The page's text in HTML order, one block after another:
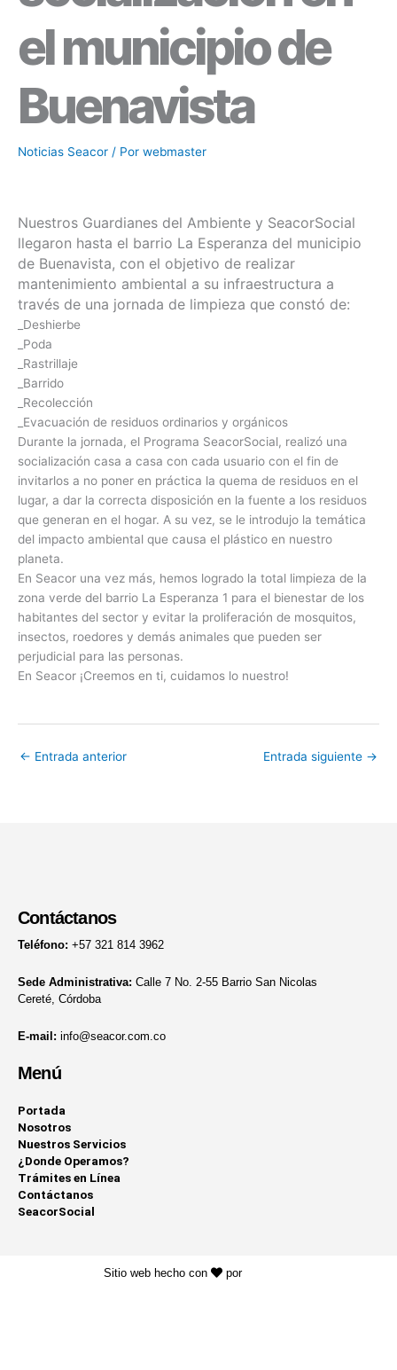
el municipio de
Buenavista
Noticias Seacor / Por webmaster
Nuestros Guardianes del Ambiente y SeacorSocial
llegaron hasta el barrio La Esperanza del municipio
de Buenavista, con el objetivo de realizar
mantenimiento ambiental a su infraestructura a
través de una jornada de limpieza que constó de:
_Deshierbe
_Poda
_Rastrillaje
_Barrido
_Recolección
_Evacuación de residuos ordinarios y orgánicos
Durante la jornada, el Programa SeacorSocial, realizó una
socialización casa a casa con cada usuario con el fin de
invitarlos a no poner en práctica la quema de residuos en el
lugar, a dar la correcta disposición en la fuente a los residuos
que generan en el hogar. A su vez, se le introdujo la temática
del impacto ambiental que causa el plástico en nuestro
planeta.
En Seacor una vez más, hemos logrado la total limpieza de la
zona verde del barrio La Esperanza 1 para el bienestar de los
habitantes del sector y evitar la proliferación de mosquitos,
insectos, roedores y demás animales que pueden ser
perjudicial para las personas.
En Seacor ¡Creemos en ti, cuidamos lo nuestro!
← Entrada anterior Entrada siguiente →
Contáctanos
Teléfono: +57 321 814 3962
Sede Administrativa: Calle 7 No. 2-55 Barrio San Nicolas
Cereté, Córdoba
E-mail: info@seacor.com.co
Menú
Portada
Nosotros
Nuestros Servicios
¿Donde Operamos?
Trámites en Línea
Contáctanos
SeacorSocial
Sitio web hecho con por